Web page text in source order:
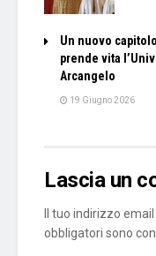
Un nuovo
prende vita
Arcangelo
19 Giugno 2026
Lascia un
Il tuo indirizzo
obbligatori sono